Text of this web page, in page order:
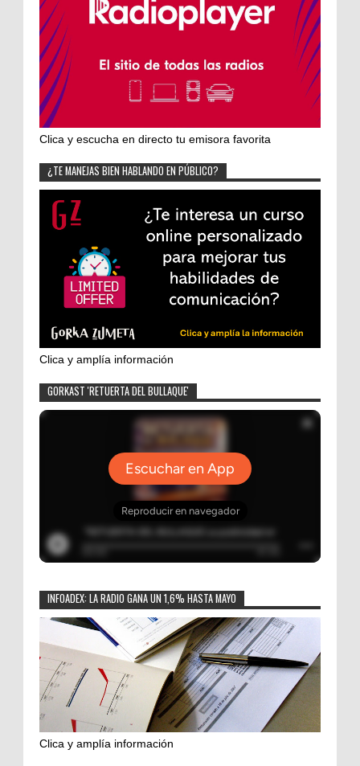
Clica y escucha en directo tu emisora favorita
¿TE MANEJAS BIEN HABLANDO EN PÚBLICO?
Clica y amplía información
GORKAST 'RETUERTA DEL BULLAQUE'
INFOADEX: LA RADIO GANA UN 1,6% HASTA MAYO
Clica y amplía información